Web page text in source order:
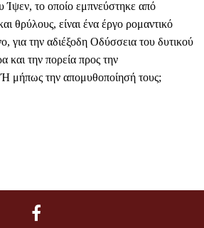
Ίψεν, το οποίο εμπνεύστηκε από
θρύλους, είναι ένα έργο ρομαντικό
για την αδιέξοδη Οδύσσεια του δυτικού
και την πορεία προς την
μήπως την απομυθοποίησή τους;